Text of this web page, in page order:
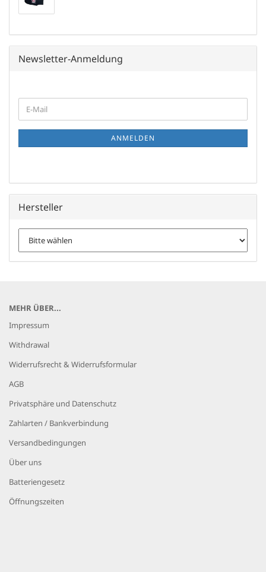
Newsletter-Anmeldung
ZUR
NEWSLETTER-
E-
Mail
ANMELDEN
Hersteller
MEHR ÜBER...
Impressum
Withdrawal
Widerrufsrecht & Widerrufsformular
AGB
Privatsphäre und Datenschutz
Zahlarten / Bankverbindung
Versandbedingungen
Über uns
Batteriengesetz
Öffnungszeiten